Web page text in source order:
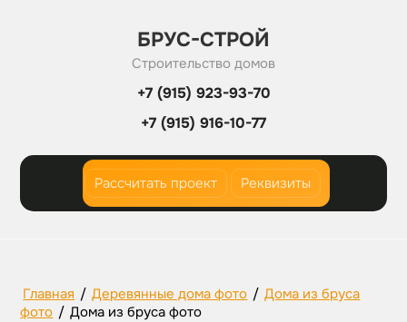
БРУС-СТРОЙ
Строительство домов
+7 (915) 923-93-70
+7 (915) 916-10-77
Рассчитать проект Реквизиты
Главная / Деревянные дома фото / Дома из бруса
фото / Дома из бруса фото